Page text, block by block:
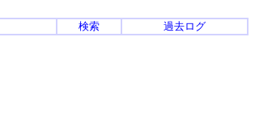
検索 過去ログ